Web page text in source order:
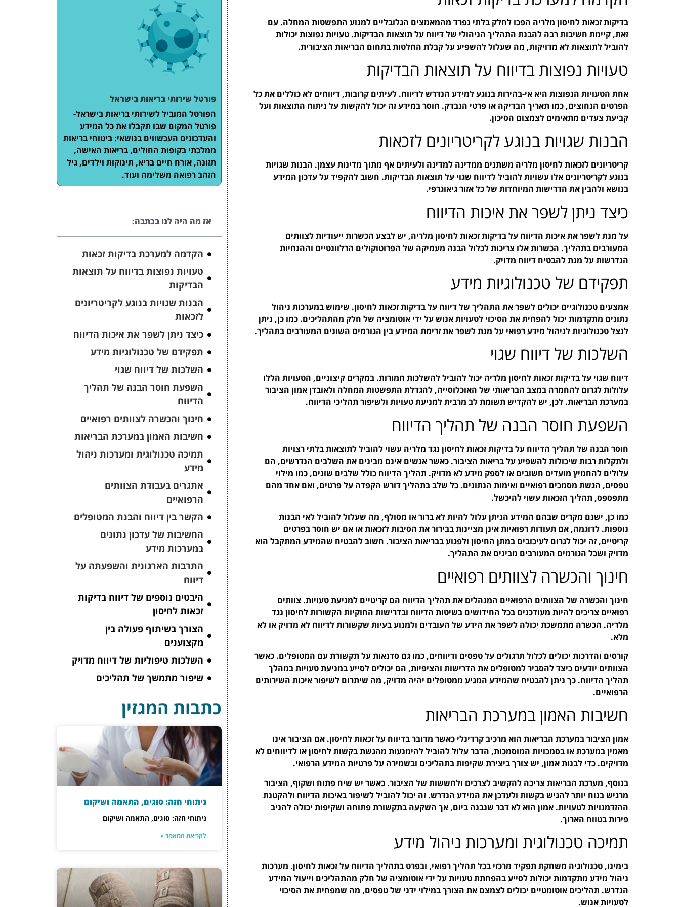
בדיקות זכאות לחיסון מלריה הפכו לחלק בלתי נפרד מהמאמצים הגלובליים למנוע התפשטות המחלה. עם
זאת, קיימת חשיבות רבה להבנת התהליך הניהולי של דיווח על תוצאות הבדיקות. טעויות נפוצות יכולות
להוביל לתוצאות לא מדויקות, מה שעלול להשפיע על קבלת החלטות בתחום הבריאות הציבורית.
טעויות נפוצות בדיווח על תוצאות הבדיקות
אחת הטעויות הנפוצות היא אי-בהירות בנוגע למידע הנדרש לדיווח. לעיתים קרובות, דיווחים לא כוללים את כל
הפרטים הנחוצים, כמו תאריך הבדיקה או פרטי הנבדק. חוסר במידע זה יכול להקשות על ניתוח התוצאות ועל
קביעת צעדים מתאימים לצמצום הסיכון.
הבנות שגויות בנוגע לקריטריונים לזכאות
קריטריונים לזכאות לחיסון מלריה משתנים ממדינה למדינה ולעיתים אף מתוך מדינות עצמן. הבנות שגויות
בנוגע לקריטריונים אלו עשויות להוביל לדיווח שגוי על תוצאות הבדיקות. חשוב להקפיד על עדכון המידע
בנושא ולהבין את הדרישות המיוחדות של כל אזור גיאוגרפי.
כיצד ניתן לשפר את איכות הדיווח
על מנת לשפר את איכות הדיווח על בדיקות זכאות לחיסון מלריה, יש לבצע הכשרות ייעודיות לצוותים
המעורבים בתהליך. הכשרות אלו צריכות לכלול הבנה מעמיקה של הפרוטוקולים הרלוונטיים וההנחיות
הנדרשות על מנת להבטיח דיווח מדויק.
תפקידם של טכנולוגיות מידע
אמצעים טכנולוגיים יכולים לשפר את התהליך של דיווח על בדיקות זכאות לחיסון. שימוש במערכות ניהול
נתונים מתקדמות יכול להפחית את הסיכוי לטעויות אנוש על ידי אוטומציה של חלק מהתהליכים. כמו כן, ניתן
לנצל טכנולוגיות לניהול מידע רפואי על מנת לשפר את זרימת המידע בין הגורמים השונים המעורבים בתהליך.
השלכות של דיווח שגוי
דיווח שגוי על בדיקות זכאות לחיסון מלריה יכול להוביל להשלכות חמורות. במקרים קיצוניים, הטעויות הללו
עלולות לגרום להחמרה במצב הבריאותי של האוכלוסייה, להגדלת התפשטות המחלה ולאובדן אמון הציבור
במערכת הבריאות. לכן, יש להקדיש תשומת לב מרבית למניעת טעויות ולשיפור תהליכי הדיווח.
השפעת חוסר הבנה של תהליך הדיווח
חוסר הבנה של תהליך הדיווח על בדיקות זכאות לחיסון נגד מלריה עשוי להוביל לתוצאות בלתי רצויות
ולתקלות רבות שיכולות להשפיע על בריאות הציבור. כאשר אנשים אינם מבינים את השלבים הנדרשים, הם
עלולים להחמיץ מועדים חשובים או לספק מידע לא מדויק. תהליך הדיווח כולל שלבים שונים, כמו מילוי
טפסים, הגשת מסמכים רפואיים ואימות הנתונים. כל שלב בתהליך דורש הקפדה על פרטים, ואם אחד מהם
מתפספס, תהליך הזכאות עשוי להיכשל.
כמו כן, ישנם מקרים שבהם המידע הניתן עלול להיות לא ברור או מסולף, מה שעלול להוביל לאי הבנות
נוספות. לדוגמה, אם תעודות רפואיות אינן מציינות בבירור את הסיבות לזכאות או אם יש חוסר בפרטים
קריטיים, זה יכול לגרום לעיכובים במתן החיסון ולפגוע בבריאות הציבור. חשוב להבטיח שהמידע המתקבל הוא
מדויק ושכל הגורמים המעורבים מבינים את התהליך.
חינוך והכשרה לצוותים רפואיים
חינוך והכשרה של הצוותים הרפואיים המנהלים את תהליך הדיווח הם קריטיים למניעת טעויות. צוותים
רפואיים צריכים להיות מעודכנים בכל החידושים בשיטות הדיווח ובדרישות החוקיות הקשורות לחיסון נגד
מלריה. הכשרה מתמשכת יכולה לשפר את הידע של העובדים ולמנוע בעיות שקשורות לדיווח לא מדויק או לא
מלא.
קורסים והדרכות יכולים לכלול תרגולים על טפסים ודיווחים, כמו גם סדנאות על תקשורת עם המטופלים. כאשר
הצוותים יודעים כיצד להסביר למטופלים את הדרישות והציפיות, הם יכולים לסייע במניעת טעויות במהלך
תהליך הדיווח. כך ניתן להבטיח שהמידע המגיע ממטופלים יהיה מדויק, מה שיתרום לשיפור איכות השירותים
הרפואיים.
חשיבות האמון במערכת הבריאות
אמון הציבור במערכת הבריאות הוא מרכיב קרדינלי כאשר מדובר בדיווח על זכאות לחיסון. אם הציבור אינו
מאמין במערכת או בסמכויות המוסמכות, הדבר עלול להוביל להימנעות מהגשת בקשות לחיסון או לדיווחים לא
מדויקים. כדי לבנות אמון, יש צורך ביצירת שקיפות בתהליכים ובשמירה על פרטיות המידע הרפואי.
בנוסף, מערכת הבריאות צריכה להקשיב לצרכים ולחששות של הציבור. כאשר יש שיח פתוח ושקוף, הציבור
מרגיש בנוח יותר להגיש בקשות ולעדכן את המידע הנדרש. זה יכול להוביל לשיפור באיכות הדיווח ולהקטנת
ההזדמנויות לטעויות. אמון הוא לא דבר שנבנה ביום, אך השקעה בתקשורת פתוחה ושקיפות יכולה להניב
פירות בטווח הארוך.
תמיכה טכנולוגית ומערכות ניהול מידע
בימינו, טכנולוגיה משחקת תפקיד מרכזי בכל תהליך רפואי, ובפרט בתהליך הדיווח על זכאות לחיסון. מערכות
ניהול מידע מתקדמות יכולות לסייע בהפחתת טעויות על ידי אוטומציה של חלק מהתהליכים וייעול המידע
הנדרש. תהליכים אוטומטיים יכולים לצמצם את הצורך במילוי ידני של טפסים, מה שמפחית את הסיכוי
לטעויות אנוש.
פורטל שירותי בריאות בישראל
הפורטל המוביל לשירותי בריאות בישראל-
פורטל המקום שבו תקבלו את כל המידע
והעדכונים העכשווים בנושאי: ביטוחי בריאות
ממלכתי בקופות החולים, בריאות האישה,
תזונה, אורח חיים בריא, תינוקות וילדים, גיל
הזהב רפואה משלימה ועוד.
אז מה היה לנו בכתבה:
הקדמה למערכת בדיקות זכאות
טעויות נפוצות בדיווח על תוצאות
הבדיקות
הבנות שגויות בנוגע לקריטריונים
לזכאות
כיצד ניתן לשפר את איכות הדיווח
תפקידם של טכנולוגיות מידע
השלכות של דיווח שגוי
השפעת חוסר הבנה של תהליך
הדיווח
חינוך והכשרה לצוותים רפואיים
חשיבות האמון במערכת הבריאות
תמיכה טכנולוגית ומערכות ניהול
מידע
אתגרים בעבודת הצוותים
הרפואיים
הקשר בין דיווח והבנת המטופלים
החשיבות של עדכון נתונים
במערכות מידע
התרבות הארגונית והשפעתה על
דיווח
היבטים נוספים של דיווח בדיקות
זכאות לחיסון
הצורך בשיתוף פעולה בין
מקצוענים
השלכות טיפוליות של דיווח מדויק
שיפור מתמשך של תהליכים
כתבות המגזין
ניתוחי חזה: סוגים, התאמה ושיקום
ניתוחי חזה: סוגים, התאמה ושיקום
לקריאת המאמר »